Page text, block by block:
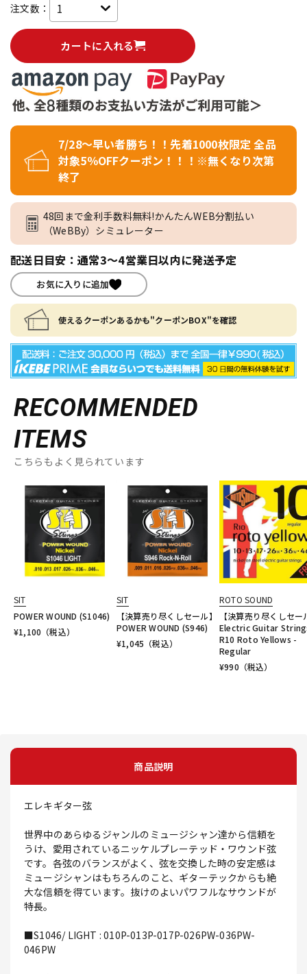
注文数：
カートに入れる
7/28～早い者勝ち！！先着1000枚限定 全品
対象5％OFFクーポン！！！※無くなり次第
終了
48回まで金利手数料無料!かんたんWEB分割払い
（WeBBy）シミュレーター
配送日目安：通常3～4営業日以内に発送予定
お気に入りに追加
使えるクーポンあるかも"クーポンBOX"を確認
RECOMMENDED
ITEMS
こちらもよく見られています
SIT
POWER WOUND (S1046)
¥1,100 （税込）
SIT
【決算売り尽くしセール】
POWER WOUND (S946)
¥1,045 （税込）
ROTO SOUND
【決算売り尽くしセー
Electric Guitar
R10 Roto Yellows -
Regular
¥990 （税込）
商品説明
エレキギター弦
世界中のあらゆるジャンルのミュージシャン達から信頼を
うけ、愛用されているニッケルプレーテッド・ワウンド弦
です。各弦のバランスがよく、弦を交換した時の安定感は
ミュージシャンはもちろんのこと、ギターテックからも絶
大な信頼を得ています。抜けのよいパワフルなサウンドが
特長。
■S1046/ LIGHT : 010P-013P-017P-026PW-036PW-
046PW